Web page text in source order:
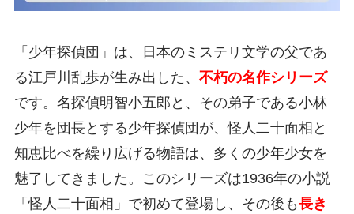
「少年探偵団」は、日本のミステリ文学の父であ
る江戸川乱歩が生み出した、 不朽の名作シリーズ
です。名探偵明智小五郎と、その弟子である小林
少年を団長とする少年探偵団が、怪人二十面相と
知恵比べを繰り広げる物語は、多くの少年少女を
魅了してきました。このシリーズは1936年の小説
「怪人二十面相」で初めて登場し、その後も長き